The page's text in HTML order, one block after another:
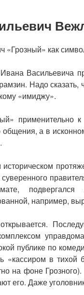
«Грозный» как
Ивана Васильевича
Надо
«имиджу».
применительно
общения, а в
суверенного
подвергался
например,
публике по
«кассиром в тихой
на фоне
его. Даже